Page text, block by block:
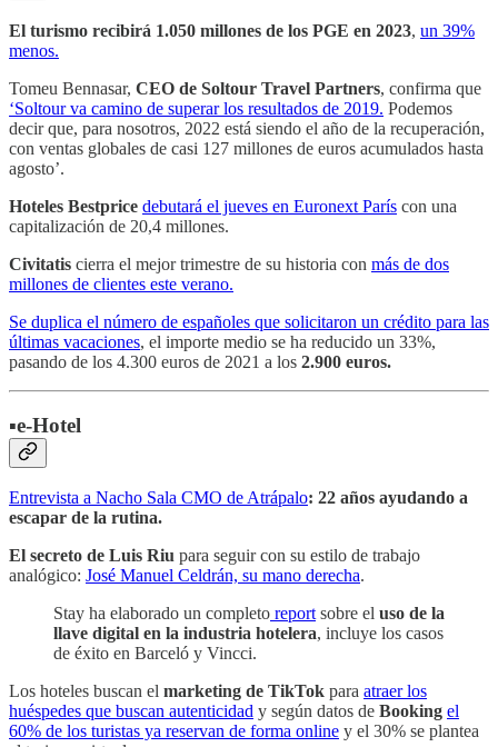
El turismo recibirá 1.050 millones de los PGE en 2023, un 39%
menos.
Tomeu Bennasar, CEO de Soltour Travel Partners, confirma que
‘Soltour va camino de superar los resultados de 2019. Podemos
decir que, para nosotros, 2022 está siendo el año de la recuperación,
con ventas globales de casi 127 millones de euros acumulados hasta
agosto’.
Hoteles Bestprice debutará el jueves en Euronext París con una
capitalización de 20,4 millones.
Civitatis cierra el mejor trimestre de su historia con más de dos
millones de clientes este verano.
Se duplica el número de españoles que solicitaron un crédito para las
últimas vacaciones, el importe medio se ha reducido un 33%,
pasando de los 4.300 euros de 2021 a los 2.900 euros.
▪️e-Hotel
Entrevista a Nacho Sala CMO de Atrápalo: 22 años ayudando a
escapar de la rutina.
El secreto de Luis Riu para seguir con su estilo de trabajo
analógico: José Manuel Celdrán, su mano derecha.
Stay ha elaborado un completo reportsobre el uso de la
llave digital en la industria hotelera, incluye los casos
de éxito en Barceló y Vincci.
Los hoteles buscan el marketing de TikTok para atraer los
huéspedes que buscan autenticidad y según datos de Booking el
60% de los turistas ya reservan de forma online y el 30% se plantea